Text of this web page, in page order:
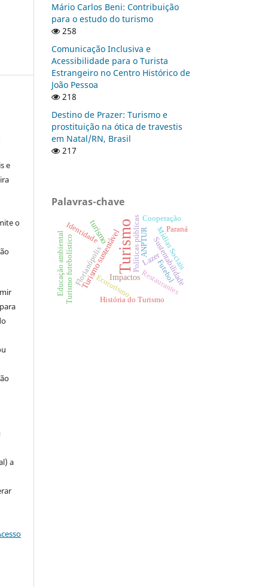
e
o
a
Mário Carlos Beni: Contribuição
para o estudo do turismo
258
Comunicação Inclusiva e
Acessibilidade para o Turista
Estrangeiro no Centro Histórico de
João Pessoa
218
Destino de Prazer: Turismo e
prostituição na ótica de travestis
em Natal/RN, Brasil
217
Palavras-chave
Turismo
Turismo sustentável
turismo
Impactos
LazerSustentabilidade
Ecoturismo
Florianópolis Mídias Sociais
Políticas públicas
Restaurantes
Paraná
Identidade
História do Turismo
Turismo futebolístico Futebol
ANPTUR
Educação ambiental
Cooperação